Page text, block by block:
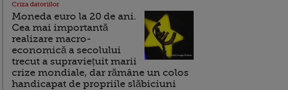
Criza datoriilor
Moneda euro la 20 de ani.
Cea mai importantă
realizare macro-
economică a secolului
trecut a supraviețuit marii
crize mondiale, dar rămâne un colos
handicapat de propriile slăbiciuni